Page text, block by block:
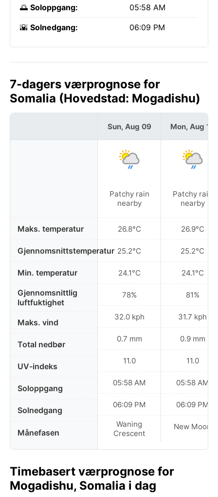
🌅 Soloppgang: 05:58 AM
🌇 Solnedgang: 06:09 PM
7-dagers værprognose for
Somalia (Hovedstad: Mogadishu)
Maks. temperatur
Gjennomsnittstemperatur
Min. temperatur
Gjennomsnittlig
luftfuktighet
Maks. vind
Total nedbør
UV-indeks
Soloppgang
Solnedgang
Månefasen
Sun, Aug 09
Patchy rain
nearby
26.8°C
25.2°C
24.1°C
78%
32.0 kph
0.7 mm
11.0
05:58 AM
06:09 PM
Waning
Crescent
Mon, Aug 10
Patchy rain
nearby
26.9°C
25.2°C
24.1°C
81%
31.7 kph
0.9 mm
11.0
05:58 AM
06:09 PM
New Moon
Timebasert værprognose for
Mogadishu, Somalia i dag